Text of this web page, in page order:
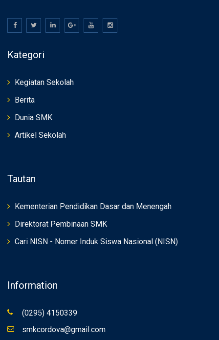
Kategori
Kegiatan Sekolah
Berita
Dunia SMK
Artikel Sekolah
Tautan
Kementerian Pendidikan Dasar dan Menengah
Direktorat Pembinaan SMK
Cari NISN - Nomer Induk Siswa Nasional (NISN)
Information
(0295) 4150339
smkcordova@gmail.com